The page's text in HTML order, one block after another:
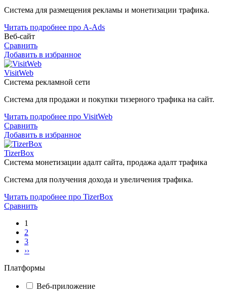
Система для размещения рекламы и монетизации трафика.
Читать подробнее про A-Ads
Веб-сайт
Сравнить
Добавить в избранное
VisitWeb
Система рекламной сети
Система для продажи и покупки тизерного трафика на сайт.
Читать подробнее про VisitWeb
Сравнить
Добавить в избранное
TizerBox
Система монетизации адалт сайта, продажа адалт трафика
Система для получения дохода и увеличения трафика.
Читать подробнее про TizerBox
Сравнить
1
2
3
››
Платформы
Веб-приложение